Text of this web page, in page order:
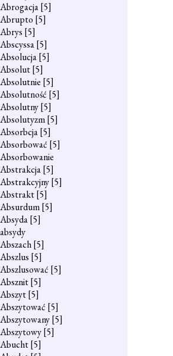
Abrogacja[5]
Abrupto [5]
Abrys [5]
Abscyssa[5]
Absolucja[5]
Absolut[5]
Absolutnie [5]
Absolutność [5]
Absolutny[5]
Absolutyzm[5]
Absorbcja[5]
Absorbować [5]
Absorbowanie
Abstrakcja[5]
Abstrakcyjny[5]
Abstrakt[5]
Absurdum[5]
Absyda[5]
absydy
Abszach[5]
Abszlus [5]
Abszlusować [5]
Absznit[5]
Abszyt[5]
Abszytować [5]
Abszytowany[5]
Abszytowy[5]
Abucht[5]